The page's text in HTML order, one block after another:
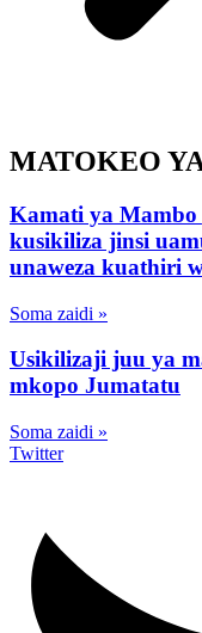
MATOKEO
Kamati ya Mambo
kusikiliza jinsi
unaweza kuathiri
Soma zaidi »
Usikilizaji juu ya
mkopo Jumatatu
Soma zaidi »
Twitter